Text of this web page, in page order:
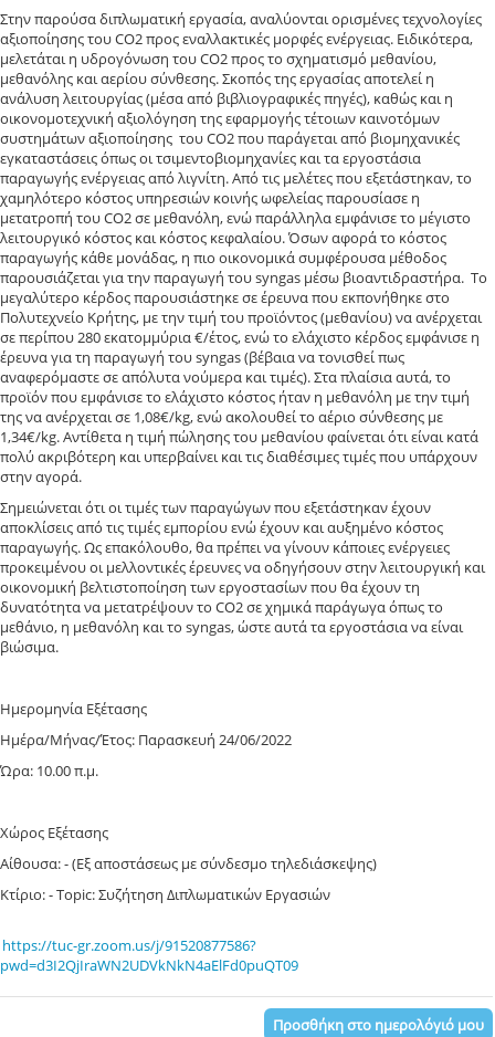
Στην παρούσα διπλωματική εργασία, αναλύονται ορισμένες τεχνολογίες
αξιοποίησης του CO2 προς εναλλακτικές μορφές ενέργειας. Ειδικότερα,
μελετάται η υδρογόνωση του CO2 προς το σχηματισμό μεθανίου,
μεθανόλης και αερίου σύνθεσης. Σκοπός της εργασίας αποτελεί η
ανάλυση λειτουργίας (μέσα από βιβλιογραφικές πηγές), καθώς και η
οικονομοτεχνική αξιολόγηση της εφαρμογής τέτοιων καινοτόμων
συστημάτων αξιοποίησης του CO2 που παράγεται από βιομηχανικές
εγκαταστάσεις όπως οι τσιμεντοβιομηχανίες και τα εργοστάσια
παραγωγής ενέργειας από λιγνίτη. Από τις μελέτες που εξετάστηκαν, το
χαμηλότερο κόστος υπηρεσιών κοινής ωφελείας παρουσίασε η
μετατροπή του CO2 σε μεθανόλη, ενώ παράλληλα εμφάνισε το μέγιστο
λειτουργικό κόστος και κόστος κεφαλαίου. Όσων αφορά το κόστος
παραγωγής κάθε μονάδας, η πιο οικονομικά συμφέρουσα μέθοδος
παρουσιάζεται για την παραγωγή του syngas μέσω βιοαντιδραστήρα. Το
μεγαλύτερο κέρδος παρουσιάστηκε σε έρευνα που εκπονήθηκε στο
Πολυτεχνείο Κρήτης, με την τιμή του προϊόντος (μεθανίου) να ανέρχεται
σε περίπου 280 εκατομμύρια €/έτος, ενώ το ελάχιστο κέρδος εμφάνισε η
έρευνα για τη παραγωγή του syngas (βέβαια να τονισθεί πως
αναφερόμαστε σε απόλυτα νούμερα και τιμές). Στα πλαίσια αυτά, το
προϊόν που εμφάνισε το ελάχιστο κόστος ήταν η μεθανόλη με την τιμή
της να ανέρχεται σε 1,08€/kg, ενώ ακολουθεί το αέριο σύνθεσης με
1,34€/kg. Αντίθετα η τιμή πώλησης του μεθανίου φαίνεται ότι είναι κατά
πολύ ακριβότερη και υπερβαίνει και τις διαθέσιμες τιμές που υπάρχουν
στην αγορά.
Σημειώνεται ότι οι τιμές των παραγώγων που εξετάστηκαν έχουν
αποκλίσεις από τις τιμές εμπορίου ενώ έχουν και αυξημένο κόστος
παραγωγής. Ως επακόλουθο, θα πρέπει να γίνουν κάποιες ενέργειες
προκειμένου οι μελλοντικές έρευνες να οδηγήσουν στην λειτουργική και
οικονομική βελτιστοποίηση των εργοστασίων που θα έχουν τη
δυνατότητα να μετατρέψουν το CO2 σε χημικά παράγωγα όπως το
μεθάνιο, η μεθανόλη και το syngas, ώστε αυτά τα εργοστάσια να είναι
βιώσιμα.
Ημερομηνία Εξέτασης
Ημέρα/Μήνας/Έτος: Παρασκευή 24/06/2022
Ώρα: 10.00 π.μ.
Χώρος Εξέτασης
Αίθουσα: - (Εξ αποστάσεως με σύνδεσμο τηλεδιάσκεψης)
Κτίριο: - Topic: Συζήτηση Διπλωματικών Εργασιών
https://tuc-gr.zoom.us/j/91520877586?
pwd=d3I2QjIraWN2UDVkNkN4aElFd0puQT09
Προσθήκη στο ημερολόγιό μου